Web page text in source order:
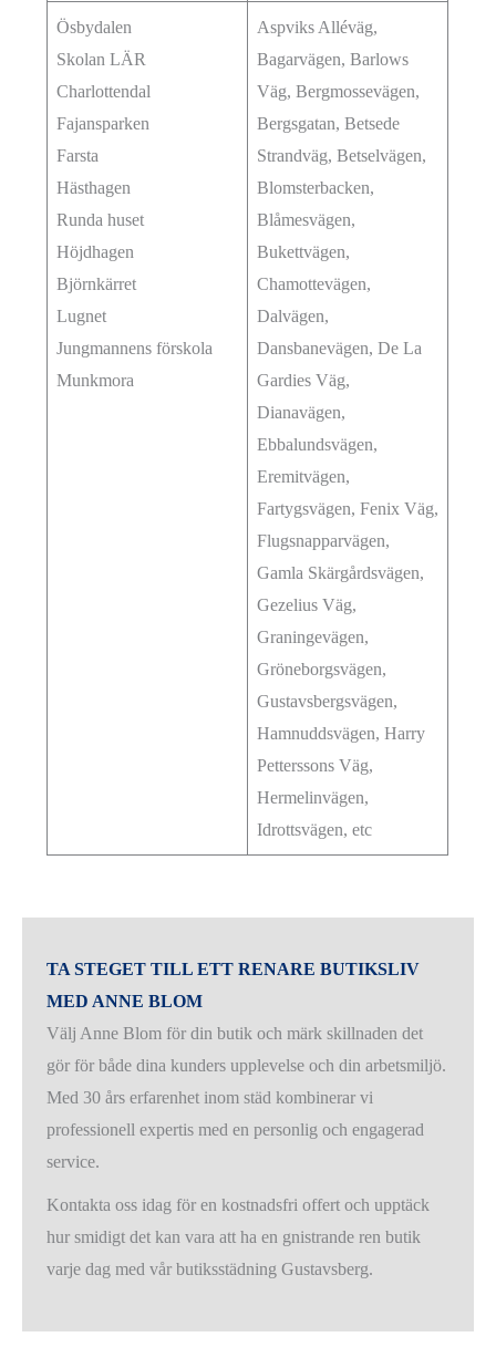
Ösbydalen
Skolan LÄR
Charlottendal
Fajansparken
Farsta
Hästhagen
Runda huset
Höjdhagen
Björnkärret
Lugnet
Jungmannens förskola
Munkmora
Aspviks Alléväg,
Bagarvägen, Barlows
Väg, Bergmossevägen,
Bergsgatan, Betsede
Strandväg, Betselvägen,
Blomsterbacken,
Blåmesvägen,
Bukettvägen,
Chamottevägen,
Dalvägen,
Dansbanevägen, De La
Gardies Väg,
Dianavägen,
Ebbalundsvägen,
Eremitvägen,
Fartygsvägen, Fenix Väg,
Flugsnapparvägen,
Gamla Skärgårdsvägen,
Gezelius Väg,
Graningevägen,
Gröneborgsvägen,
Gustavsbergsvägen,
Hamnuddsvägen, Harry
Petterssons Väg,
Hermelinvägen,
Idrottsvägen, etc
TA STEGET TILL ETT RENARE BUTIKSLIV
MED ANNE BLOM
Välj Anne Blom för din butik och märk skillnaden det
gör för både dina kunders upplevelse och din arbetsmiljö.
Med 30 års erfarenhet inom städ kombinerar vi
professionell expertis med en personlig och engagerad
service.
Kontakta oss idag för en kostnadsfri offert och upptäck
hur smidigt det kan vara att ha en gnistrande ren butik
varje dag med vår butiksstädning Gustavsberg.